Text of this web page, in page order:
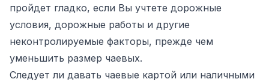
пройдет гладко, если Вы учтете дорожные
условия, дорожные работы и другие
неконтролируемые факторы, прежде чем
уменьшить размер чаевых.
Следует ли давать чаевые картой или наличными